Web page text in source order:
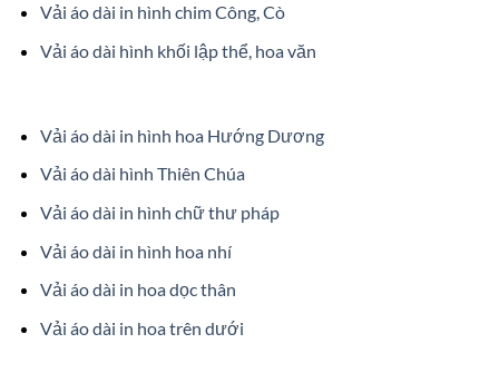
Vải áo dài in hình chim Công, Cò
Vải áo dài hình khối lập thể, hoa văn
Vải áo dài in hình hoa Hướng Dương
Vải áo dài hình Thiên Chúa
Vải áo dài in hình chữ thư pháp
Vải áo dài in hình hoa nhí
Vải áo dài in hoa dọc thân
Vải áo dài in hoa trên dưới